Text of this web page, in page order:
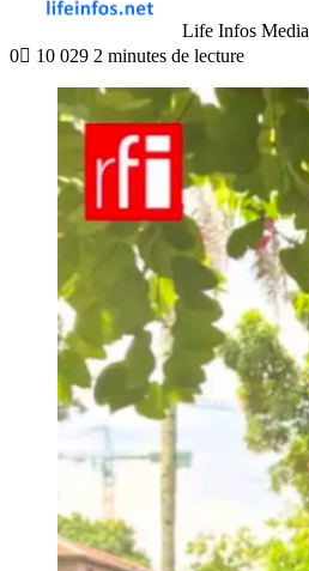
Life Infos Media
0
10 029 2 minutes de lecture